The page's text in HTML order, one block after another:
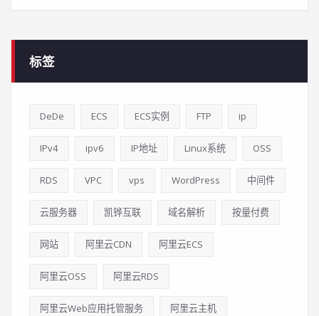
标签
DeDe ECS ECS实例 FTP ip
IPv4 ipv6 IP地址 Linux系统 OSS
RDS VPC vps WordPress 中间件
云服务器 凯铧互联 域名解析 按量付费
网站 阿里云CDN 阿里云ECS
阿里云OSS 阿里云RDS
阿里云Web应用托管服务 阿里云主机